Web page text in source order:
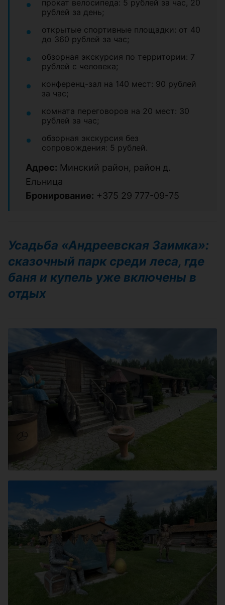
прокат велосипеда: 5 рублей за час, 20
рублей за день;
открытые спортивные площадки: от 40
до 360 рублей за час;
обзорная экскурсия по территории: 7
рублей с человека;
конференц-зал на 140 мест: 90 рублей
за час;
комната переговоров на 20 мест: 30
рублей за час;
обзорная экскурсия без
сопровождения: 5 рублей.
Адрес: Минский район, район д.
Ельница
Бронирование: +375 29 777-09-75
Усадьба «Андреевская Заимка»:
сказочный парк среди леса, где
баня и купель уже включены в
отдых